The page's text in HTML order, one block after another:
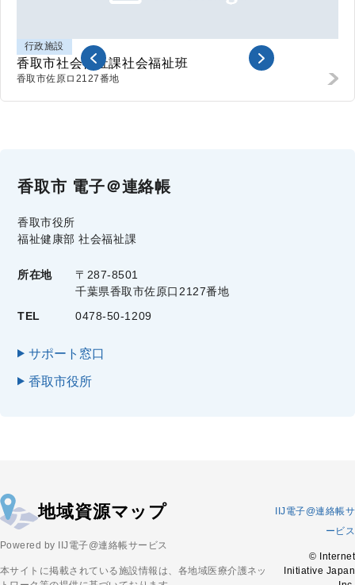
行政施設
香取市社会福祉課社会福祉班
香取市佐原ロ2127番地
香取市 電子＠連絡帳
香取市役所
福祉健康部 社会福祉課
所在地
〒287-8501
千葉県香取市佐原口2127番地
TEL
0478-50-1209
サポート窓口
香取市役所
地域資源マップ
Powered by IIJ電子@連絡帳サービス
本サイトに掲載されている施設情報は、各地域医療介護ネッ
IIJ電子@連絡帳サ
ービス
© Internet
Initiative Japan